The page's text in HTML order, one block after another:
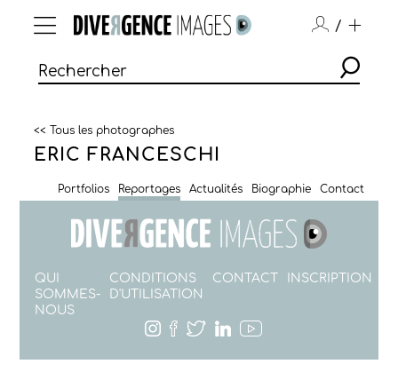
/
<< Tous les photographes
ERIC FRANCESCHI
Portfolios Reportages Actualités Biographie Contact
QUI
SOMMES-
NOUS
CONDITIONS
D'UTILISATION
CONTACT INSCRIPTION